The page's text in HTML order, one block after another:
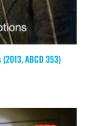
ABCD 353)